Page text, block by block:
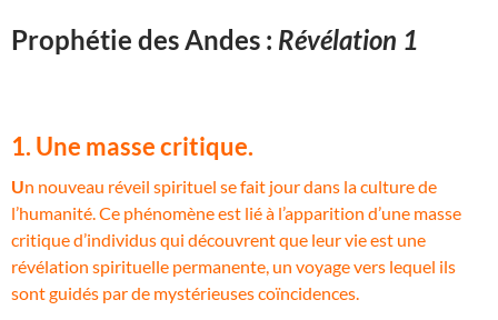
Prophétie des Andes : Révélation 1
1. Une masse critique.
Un nouveau réveil spirituel se fait jour dans la culture de
l’humanité. Ce phénomène est lié à l’apparition d’une masse
critique d’individus qui découvrent que leur vie est une
révélation spirituelle permanente, un voyage vers lequel ils
sont guidés par de mystérieuses coïncidences.